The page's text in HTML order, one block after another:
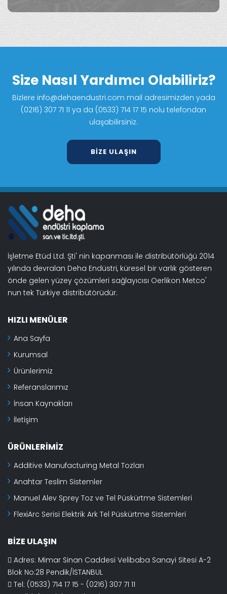
Size Nasıl Yardımcı Olabiliriz?
Bizlere info@dehaendustri.com mail adresimizden yada
(0216) 307 71 11 ya da (0533) 714 17 15 nolu telefondan
ulaşabilirsiniz.
BIZE ULAŞIN
İşletme Etüd Ltd. Şti' nin kapanması ile distribütörlüğü 2014
yılında devralan Deha Endüstri, küresel bir varlık gösteren
önde gelen yüzey çözümleri sağlayıcısı Oerlikon Metco'
nun tek Türkiye distribütörüdür.
HIZLI MENÜLER
Ana Sayfa
Kurumsal
Ürünlerimiz
Referanslarımız
İnsan Kaynakları
İletişim
ÜRÜNLERIMIZ
Additive Manufacturing Metal Tozları
Anahtar Teslim Sistemler
Manuel Alev Sprey Toz ve Tel Püskürtme Sistemleri
FlexiArc Serisi Elektrik Ark Tel Püskürtme Sistemleri
BIZE ULAŞIN
Adres: Mimar Sinan Caddesi Velibaba Sanayi Sitesi A-2
Blok No:28 Pendik/İSTANBUL
Tel: (0533) 714 17 15 - (0216) 307 71 11